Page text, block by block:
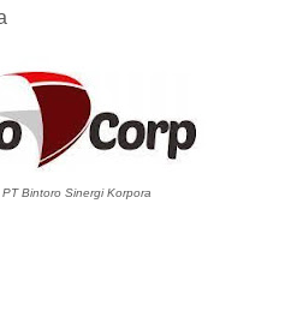
Bintoro Sinergi Korpora